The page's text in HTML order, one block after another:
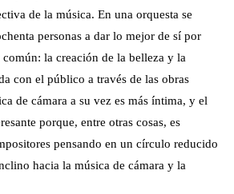
de la música. En una orquesta se
personas a dar lo mejor de sí por
la creación de la belleza y la
con el público a través de las obras
de cámara a su vez es más íntima, y el
porque, entre otras cosas, es
pensando en un círculo reducido
hacia la música de cámara y la